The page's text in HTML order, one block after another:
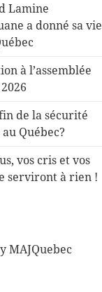
Lamine
a donné sa vie
à l’assemblée
de la sécurité
Québec?
vos cris et vos
serviront à rien !
MAJQuebec